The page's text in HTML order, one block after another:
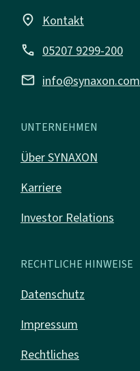
place Kontakt
call 05207 9299-200
mail info@synaxon.com
UNTERNEHMEN
Über SYNAXON
Karriere
Investor Relations
RECHTLICHE HINWEISE
Datenschutz
Impressum
Rechtliches